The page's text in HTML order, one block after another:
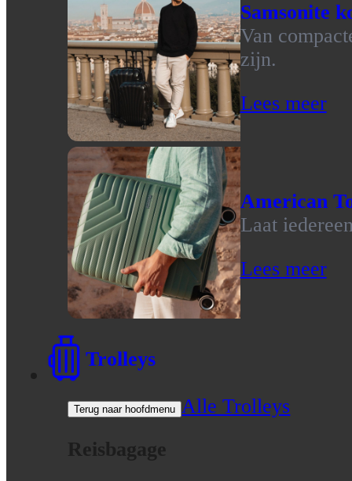
Samsonite
Van
zijn.
Lees meer
American
Laat
Lees meer
Trolleys
Terug naar hoofdmenu Alle Trolleys
Reisbagage